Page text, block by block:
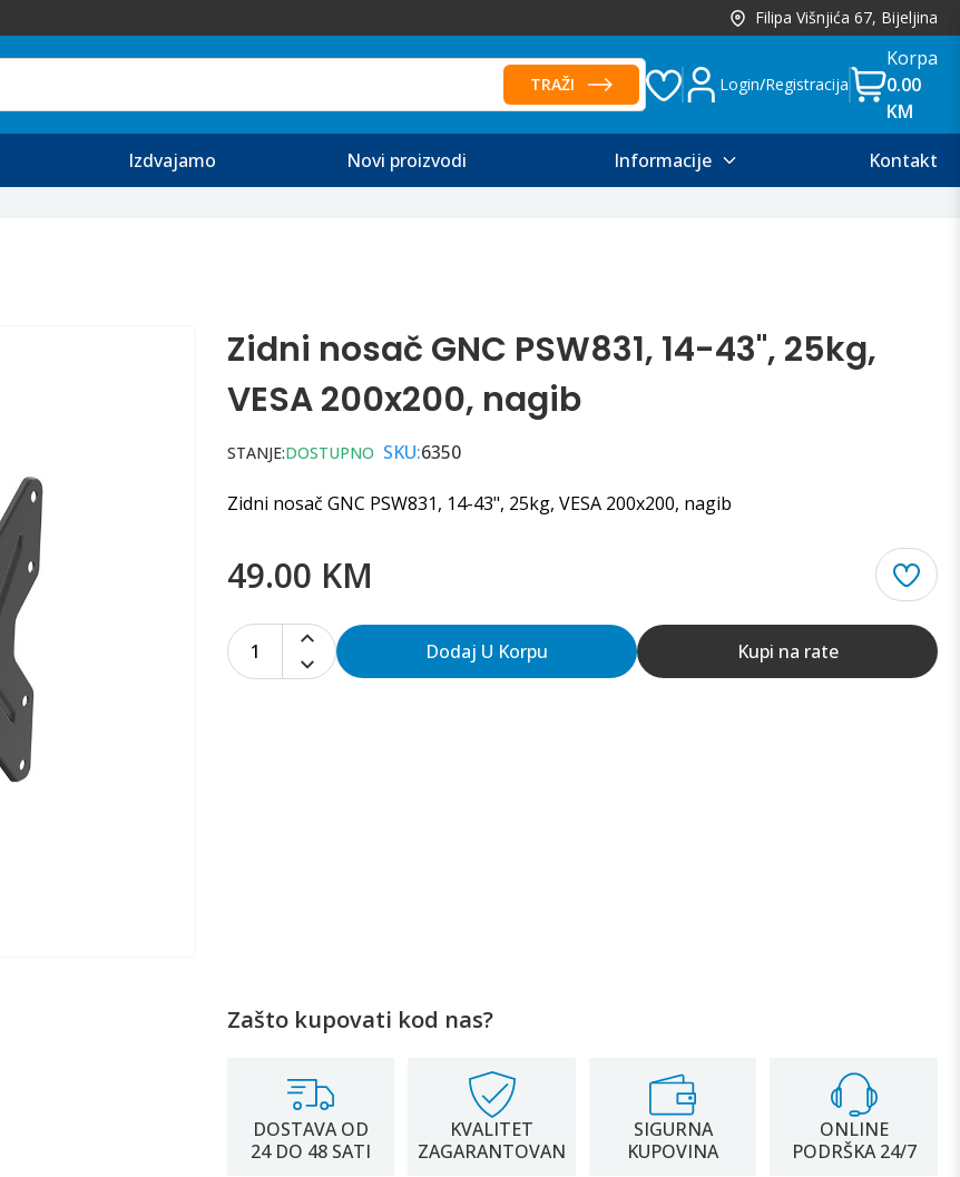
Filipa Višnjića 67, Bijeljina
TRAŽI Login/Registracija
Korpa
0.00
KM
Izdvajamo Novi proizvodi Informacije Kontakt
Zidni nosač GNC PSW831, 14-43", 25kg,
VESA 200x200, nagib
STANJE:DOSTUPNO SKU:6350
Zidni nosač GNC PSW831, 14-43", 25kg, VESA 200x200, nagib
49.00 KM
1 Dodaj U Korpu Kupi na rate
Zašto kupovati kod nas?
DOSTAVA OD
24 DO 48 SATI
KVALITET
ZAGARANTOVAN
SIGURNA
KUPOVINA
ONLINE
PODRŠKA 24/7